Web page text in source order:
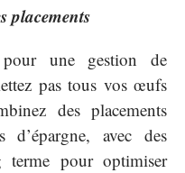
placements
une gestion de
pas tous vos œufs
des placements
avec des
terme pour optimiser